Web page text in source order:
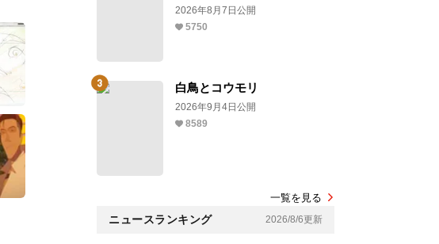
2026年8月7日公開
5750
白鳥とコウモリ
2026年9月4日公開
8589
一覧を見る
ニュースランキング 2026/8/6更新